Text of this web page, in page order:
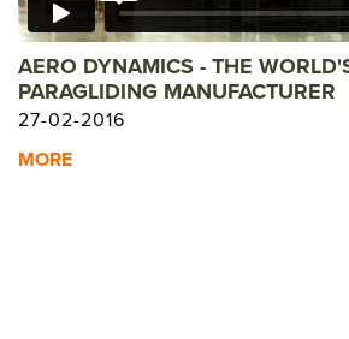
AERO DYNAMICS - THE
PARAGLIDING MANUFACTURER
27-02-2016
MORE